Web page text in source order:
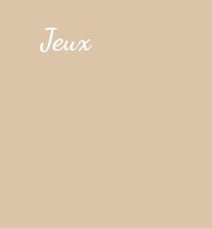
Jeux